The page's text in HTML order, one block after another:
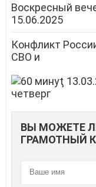
Воскресный
15.06.2025
Конфликт
СВО и
ВЫ МОЖЕТЕ
ГРАМОТНЫЙ